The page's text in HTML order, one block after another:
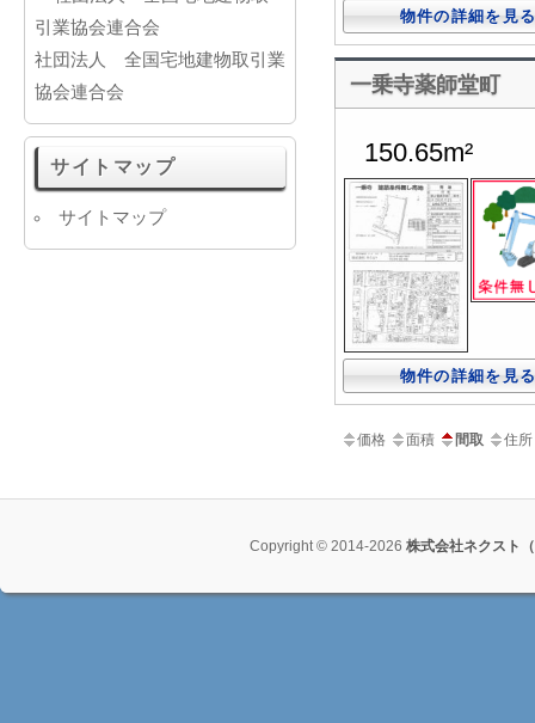
物件の詳細を見
一乗寺薬師堂町
150.65m²
物件の詳細を見
価格 面積 間取 住所
社団法人 全国宅地建物取引業
協会連合会
サイトマップ
サイトマップ
Copyright © 2014-2026株式会社ネクスト